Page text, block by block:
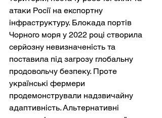
атаки Росії на експортну
інфраструктуру. Блокада портів
Чорного моря у 2022 році створила
серйозну невизначеність та
поставила під загрозу глобальну
продовольчу безпеку. Проте
українські фермери
продемонстрували надзвичайну
адаптивність. Альтернативні